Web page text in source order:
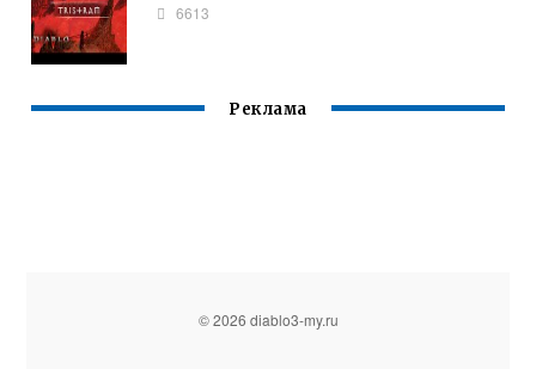
6613
Реклама
© 2026 diablo3-my.ru